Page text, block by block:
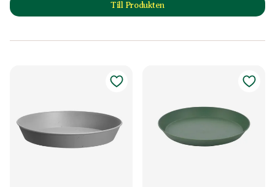
Till Produkten
till Plastkruka utomhus produktsida